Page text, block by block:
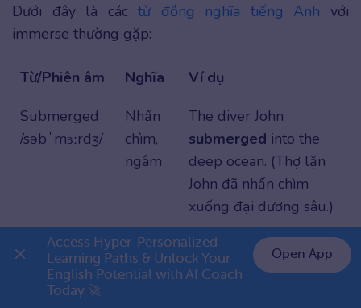
Dưới đây là cáctừ đồng nghĩa tiếng Anh với
immerse thường gặp:
Từ/Phiên âm Nghĩa
Ví dụ
Submerged
/səbˈmɜːrdʒ/
Nhấn
chìm,
ngâm
The diver John
submerged into the
deep ocean. (Thợ lặn
John đã nhấn chìm
xuống đại dương sâu.)
Duck
/dʌk/
Cúi
đầu,
Mary duckedunder
the water to avoid the
👉 Premium 1 năm chỉ 799K
Access Hyper-Personalized
Learning Paths & Unlock Your
English Potential with AI Coach
Today 🚀
Open App